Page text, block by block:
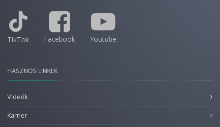
TikTok Facebook Youtube
HASZNOS LINKEK
Videók
Karrier